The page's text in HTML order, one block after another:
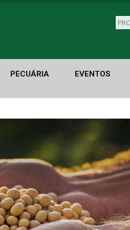
PECUÁRIA EVENTOS